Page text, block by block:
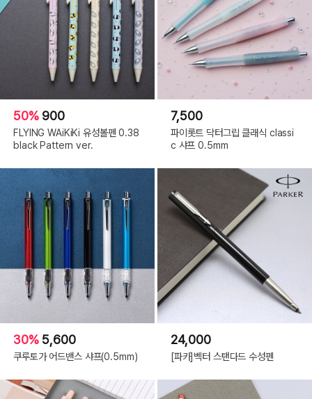
50% 900
FLYING WAiKiKi 유성볼펜 0.38
black Pattern ver.
7,500
파이롯트 닥터그립 클래식 classi
c 샤프 0.5mm
30% 5,600
쿠루토가 어드밴스 샤프(0.5mm)
24,000
[파카]벡터 스탠다드 수성펜